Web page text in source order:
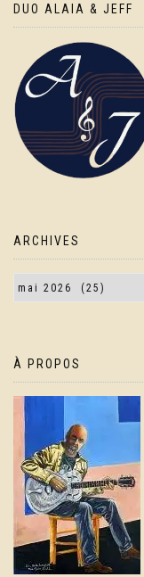
DUO ALAIA & JEFF
ARCHIVES
À PROPOS